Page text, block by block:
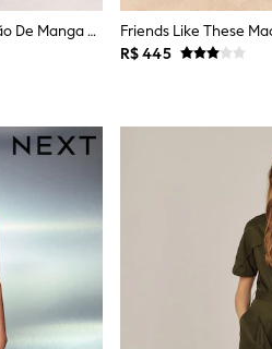
Preto - Friends Like These Macacão De Manga Curta Com Textura De Malha.
R$ 445